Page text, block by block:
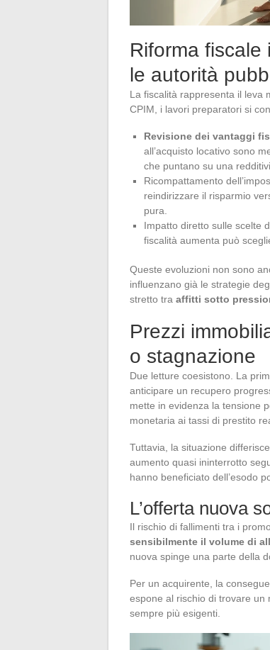
Riforma
le autorità
La fiscalità rappresenta il leva
CPIM, i lavori preparatori si
Revisione dei vantaggi
all’acquisto locativo sono
che puntano su una
Ricompattamento
reindirizzare il risparmio
pura.
Impatto diretto sulle scelte
fiscalità aumenta può
Queste evoluzioni non sono
influenzano già le strategie
stretto tra affitti sotto
Prezzi
o stagnazione
Due letture coesistono. La
anticipare un recupero
mette in evidenza la tensione
monetaria ai tassi di prestito
Tuttavia, la situazione
aumento quasi ininterrotto
hanno beneficiato dell’esodo
L’offerta nuova
Il rischio di fallimenti tra i
sensibilmente il volume di
nuova spinge una parte della
Per un acquirente, la
espone al rischio di trovare un
sempre più esigenti.